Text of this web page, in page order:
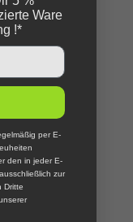
Ware
!*
per E-
den in jeder E-
zur
Dritte